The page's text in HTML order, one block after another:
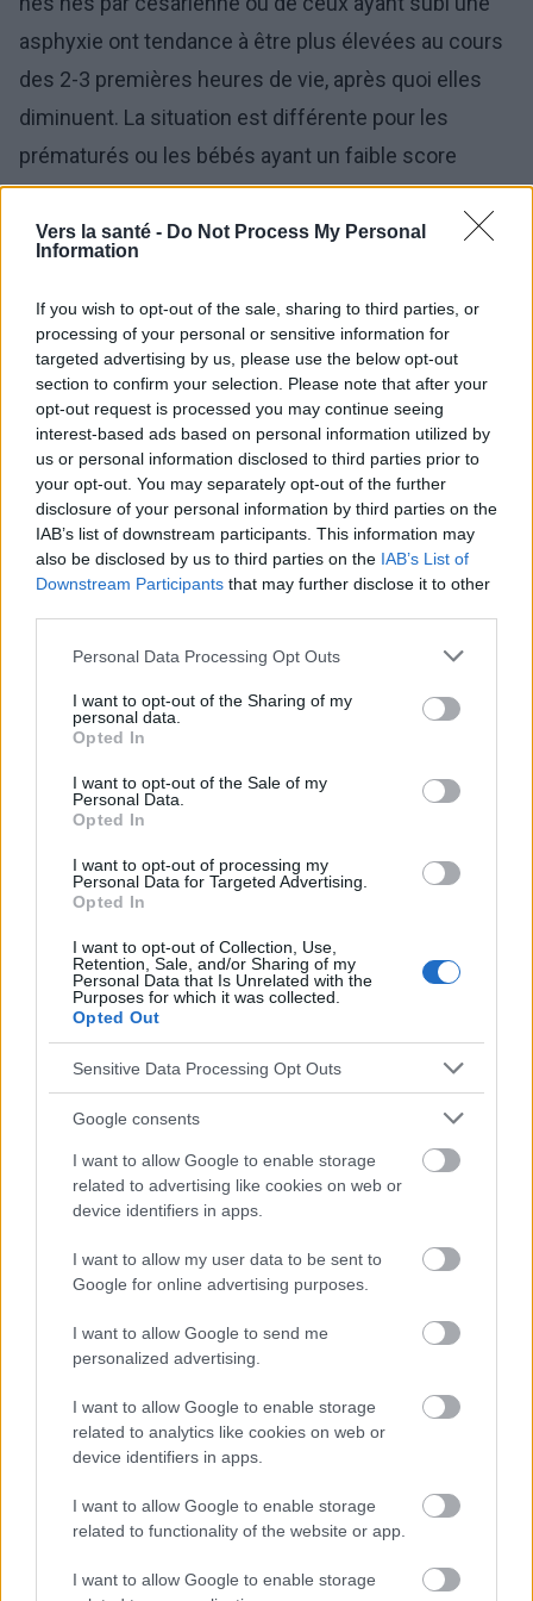
Vers la santé - Do Not Process My Personal
Information
If you wish to opt-out of the sale, sharing to third parties, or
processing of your personal or sensitive information for
targeted advertising by us, please use the below opt-out
section to confirm your selection. Please note that after your
opt-out request is processed you may continue seeing
interest-based ads based on personal information utilized by
us or personal information disclosed to third parties prior to
your opt-out. You may separately opt-out of the further
disclosure of your personal information by third parties on the
IAB’s list of downstream participants. This information may
also be disclosed by us to third parties on the IAB’s List of
Downstream Participants that may further disclose it to other
Please note that this website/app uses one or more Google
not limited to your visit or usage behaviour. You may click to
grant or deny consent to Google and its third-party tags to
use your data for below specified purposes in below Google
consent section.
Personal Data Processing Opt Outs
I want to opt-out of the Sharing of my
personal data.
Opted In
I want to opt-out of the Sale of my
Personal Data.
Opted In
I want to opt-out of processing my
Personal Data for Targeted Advertising.
Opted In
I want to opt-out of Collection, Use,
Retention, Sale, and/or Sharing of my
Personal Data that Is Unrelated with the
Purposes for which it was collected.
Opted Out
Sensitive Data Processing Opt Outs
Google consents
I want to allow Google to enable storage
related to advertising like cookies on web or
device identifiers in apps.
I want to allow my user data to be sent to
Google for online advertising purposes.
I want to allow Google to send me
personalized advertising.
I want to allow Google to enable storage
related to analytics like cookies on web or
device identifiers in apps.
I want to allow Google to enable storage
related to functionality of the website or app.
I want to allow Google to enable storage
asphyxie ont tendance à être plus élevées au cours
des 2-3 premières heures de vie, après quoi elles
diminuent. La situation est différente pour les
prématurés ou les bébés ayant un faible score
d'Apgar, chez qui la tension artérielle à la naissance
est relativement basse et augmente
de vie. Comme la plupart des informations sur la
pression artérielle des nouveau-nés et des
nourrissons proviennent des centres de soins
intensifs, ces données sont sujettes à erreur en
raison des charges supplémentaires imposées aux
patients qui peuvent affecter la pression artérielle
(CPAP, médicaments inotropes). En outre, les
imprécisions des normes existantes sont dues aux
différences entre les technologies de mesure
utilisées (mesures directes, oscillométriques,
Doppler).
Parmi les premières normes de pression artérielle
dans le groupe d'âge le plus jeune figurent celles
publiées par De Swieta et al. Sur la base de mesures
de la pression artérielle par Doppler chez 500
nouveau-nés, il a non seulement confirmé le
phénomène déjà connu de l'augmentation de la
pression artérielle dans les premiers jours et
semaines de vie, mais il a également trouvé une
corrélation entre l'état d'activité de l'enfant et les
niveaux de pression artérielle et a décrit une baisse
significative de la pression artérielle pendant le
sommeil. En outre, dans ses travaux ultérieurs, De
Swiet a mis en évidence le phénomène de "suivi",
c'est-à-dire la tendance à maintenir les valeurs de
tension artérielle par centile au fur et à mesure que
l'enfant grandit et se développe. Cependant, bien
qu'une corrélation ait été trouvée entre les valeurs
de la PA à 4 jours et à 6 semaines, cette relation n'a
pas été confirmée à des intervalles ultérieurs.
L'étude Brompton, quant à elle, a montré que, bien
que le phénomène de "suivi" commence entre 1 et 5
ans, des corrélations significatives ne sont
observées qu'à partir de l'âge de 3 ans. Ainsi, le